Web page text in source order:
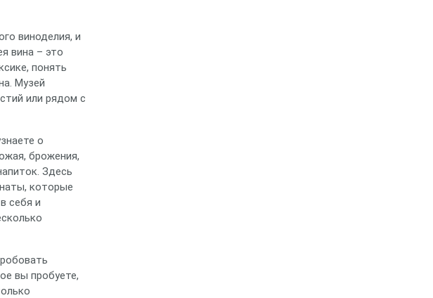
виноделия, и
вина – это
понять
Музей
или рядом с
о
брожения,
Здесь
которые
себя и
вы пробуете,